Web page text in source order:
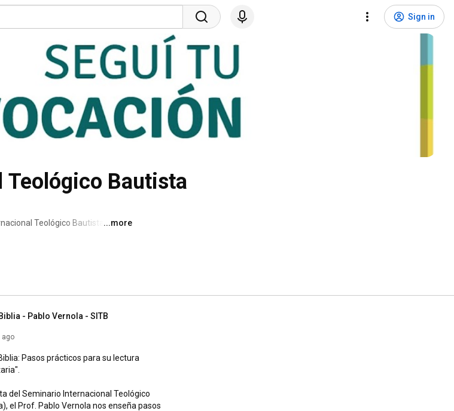
Sign in
Bautista
Teológico Bautista. ...more
- Pablo Vernola - SITB
ago
Pasos prácticos para su lectura
del Seminario Internacional Teológico
el Prof. Pablo Vernola nos enseña pasos